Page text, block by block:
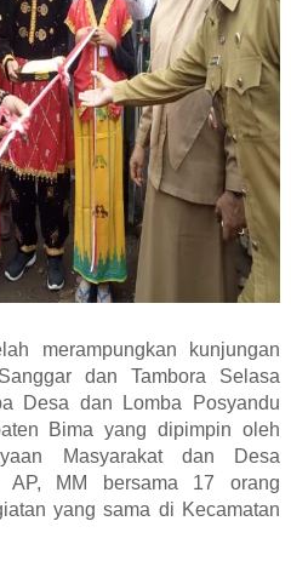
merampungkan kunjungan
dan Tambora Selasa
Desa dan Lomba Posyandu
Bima yang dipimpin oleh
Masyarakat dan Desa
AP, MM bersama 17 orang
yang sama di Kecamatan